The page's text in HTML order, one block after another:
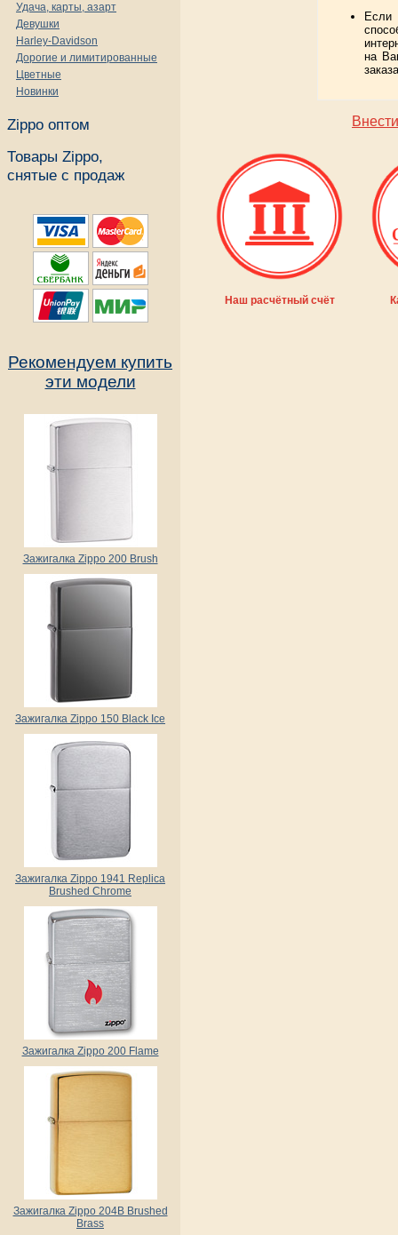
Удача, карты, азарт
Девушки
Harley-Davidson
Дорогие и лимитированные
Цветные
Новинки
Zippo оптом
Товары Zippo,
снятые с продаж
Рекомендуем купить
эти модели
Зажигалка Zippo 200 Brush
Зажигалка Zippo 150 Black Ice
Зажигалка Zippo 1941 Replica
Brushed Chrome
Зажигалка Zippo 200 Flame
Зажигалка Zippo 204B Brushed
Brass
на
Наш расчётный счёт